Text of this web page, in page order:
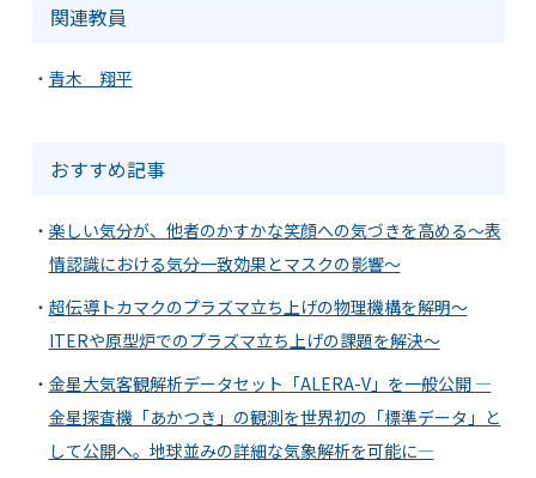
関連教員
青木 翔平
おすすめ記事
楽しい気分が、他者のかすかな笑顔への気づきを高める～表
情認識における気分一致効果とマスクの影響～
超伝導トカマクのプラズマ立ち上げの物理機構を解明～
ITERや原型炉でのプラズマ立ち上げの課題を解決～
金星大気客観解析データセット「ALERA-V」を一般公開 ―
金星探査機「あかつき」の観測を世界初の「標準データ」と
して公開へ。地球並みの詳細な気象解析を可能に―